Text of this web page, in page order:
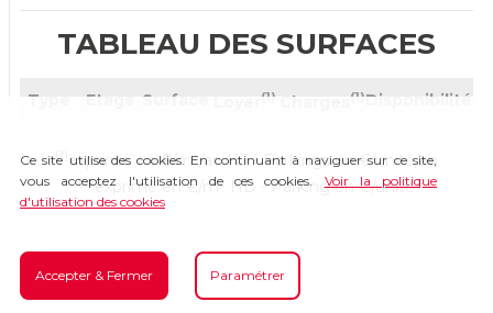
TABLEAU DES SURFACES
Type Etage Surface (1) Charges (1)Disponibilité
(1) exprimé en €/m²/an HT - Parkings en €/unité/an
(2)exprimé en €/m² HD - Parking en €/unité
Ce site utilise des cookies. En continuant à naviguer sur ce site,
vous acceptez l'utilisation de ces cookies. Voir la politique
d'utilisation des cookies
Accepter & Fermer Paramétrer